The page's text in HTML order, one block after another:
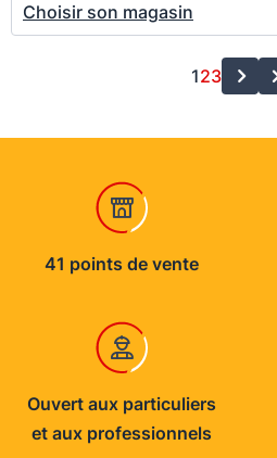
Choisir son magasin
123
41 points de vente
Ouvert aux particuliers
et aux professionnels